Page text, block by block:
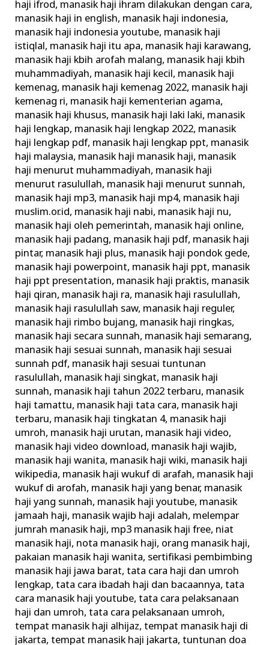
haji ifrod, manasik haji ihram dilakukan dengan cara,
manasik haji in english, manasik haji indonesia,
manasik haji indonesia youtube, manasik haji
istiqlal, manasik haji itu apa, manasik haji karawang,
manasik haji kbih arofah malang, manasik haji kbih
muhammadiyah, manasik haji kecil, manasik haji
kemenag, manasik haji kemenag 2022, manasik haji
kemenag ri, manasik haji kementerian agama,
manasik haji khusus, manasik haji laki laki, manasik
haji lengkap, manasik haji lengkap 2022, manasik
haji lengkap pdf, manasik haji lengkap ppt, manasik
haji malaysia, manasik haji manasik haji, manasik
haji menurut muhammadiyah, manasik haji
menurut rasulullah, manasik haji menurut sunnah,
manasik haji mp3, manasik haji mp4, manasik haji
muslim.or.id, manasik haji nabi, manasik haji nu,
manasik haji oleh pemerintah, manasik haji online,
manasik haji padang, manasik haji pdf, manasik haji
pintar, manasik haji plus, manasik haji pondok gede,
manasik haji powerpoint, manasik haji ppt, manasik
haji ppt presentation, manasik haji praktis, manasik
haji qiran, manasik haji ra, manasik haji rasulullah,
manasik haji rasulullah saw, manasik haji reguler,
manasik haji rimbo bujang, manasik haji ringkas,
manasik haji secara sunnah, manasik haji semarang,
manasik haji sesuai sunnah, manasik haji sesuai
sunnah pdf, manasik haji sesuai tuntunan
rasulullah, manasik haji singkat, manasik haji
sunnah, manasik haji tahun 2022 terbaru, manasik
haji tamattu, manasik haji tata cara, manasik haji
terbaru, manasik haji tingkatan 4, manasik haji
umroh, manasik haji urutan, manasik haji video,
manasik haji video download, manasik haji wajib,
manasik haji wanita, manasik haji wiki, manasik haji
wikipedia, manasik haji wukuf di arafah, manasik haji
wukuf di arofah, manasik haji yang benar, manasik
haji yang sunnah, manasik haji youtube, manasik
jamaah haji, manasik wajib haji adalah, melempar
jumrah manasik haji, mp3 manasik haji free, niat
manasik haji, nota manasik haji, orang manasik haji,
pakaian manasik haji wanita, sertifikasi pembimbing
manasik haji jawa barat,tata cara haji dan umroh
lengkap,tata cara ibadah haji dan bacaannya,tata
cara manasik haji youtube,tata cara pelaksanaan
haji dan umroh,tata cara pelaksanaan umroh,
tempat manasik haji alhijaz,tempat manasik haji di
jakarta,tempat manasik haji jakarta,tuntunan doa